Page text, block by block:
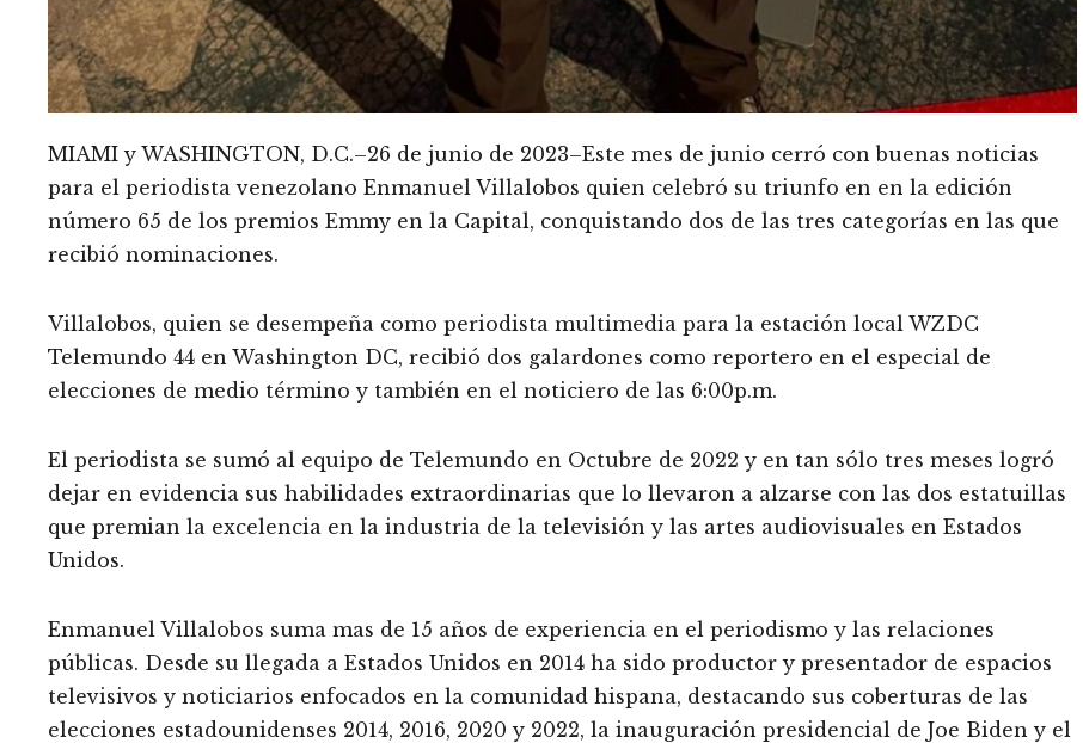
MIAMI y WASHINGTON, D.C.–26 de junio de 2023–Este mes de junio cerró con buenas noticias
para el periodista venezolano Enmanuel Villalobos quien celebró su triunfo en en la edición
número 65 de los premios Emmy en la Capital, conquistando dos de las tres categorías en las que
recibió nominaciones.
Villalobos, quien se desempeña como periodista multimedia para la estación local WZDC
Telemundo 44 en Washington DC, recibió dos galardones como reportero en el especial de
elecciones de medio término y también en el noticiero de las 6:00p.m.
El periodista se sumó al equipo de Telemundo en Octubre de 2022 y en tan sólo tres meses logró
dejar en evidencia sus habilidades extraordinarias que lo llevaron a alzarse con las dos estatuillas
que premian la excelencia en la industria de la televisión y las artes audiovisuales en Estados
Unidos.
Enmanuel Villalobos suma mas de 15 años de experiencia en el periodismo y las relaciones
públicas. Desde su llegada a Estados Unidos en 2014 ha sido productor y presentador de espacios
televisivos y noticiarios enfocados en la comunidad hispana, destacando sus coberturas de las
elecciones estadounidenses 2014, 2016, 2020 y 2022, la inauguración presidencial de Joe Biden y el